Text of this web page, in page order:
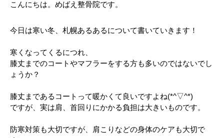
こんにちは。めばえ整骨院です。
今日は寒い冬、札幌あるあるについて書いていきます！
寒くなってくるにつれ、
膝丈までのコートやマフラーをする方も多いのではないでし
ょうか？
膝丈まであるコートって暖かくて良いですよね(*^▽^*)
ですが、実は肩、首回りにかかる負担は大きいものです。
防寒対策も大切ですが、肩こりなどの身体のケアも大切で